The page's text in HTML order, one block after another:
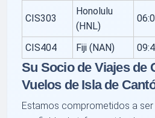
CIS303
Honolulu
(HNL)
CIS404 Fiji (NAN)
Su Socio de Viajes de
Vuelos de Isla de
Estamos comprometidos a ser